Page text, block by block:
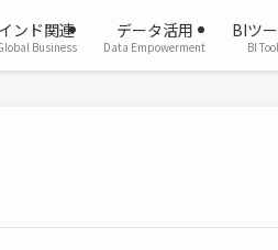
インド関連
Business
データ活用
Data Empowerment
BIツ
BI Tool